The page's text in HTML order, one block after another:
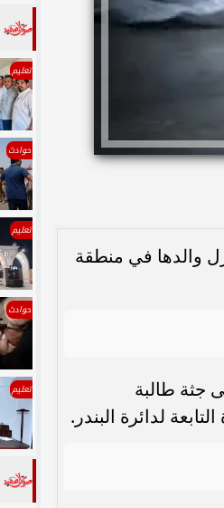
والدها في منطقة
جثة طالبة
لدائرة البندر.
تعليم
حوادث
تعليم
حوادث
تعليم